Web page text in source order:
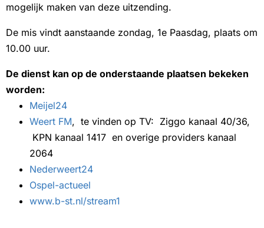
mogelijk maken van deze uitzending.
De mis vindt aanstaande zondag, 1e Paasdag, plaats om
10.00 uur.
De dienst kan op de onderstaande plaatsen bekeken
worden:
Meijel24
Weert FM, te vinden op TV: Ziggo kanaal 40/36,
KPN kanaal 1417 en overige providers kanaal
2064
Nederweert24
Ospel-actueel
www.b-st.nl/stream1